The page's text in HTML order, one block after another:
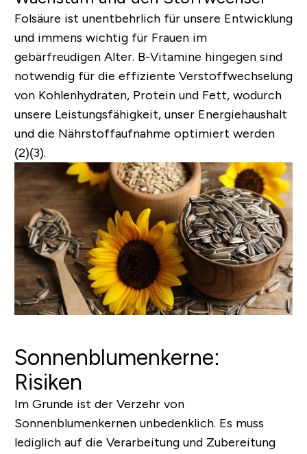
Folsäure ist unentbehrlich für unsere Entwicklung
und immens wichtig für Frauen im
gebärfreudigen Alter. B-Vitamine hingegen sind
notwendig für die effiziente Verstoffwechselung
von Kohlenhydraten, Protein und Fett, wodurch
unsere Leistungsfähigkeit, unser Energiehaushalt
und die Nährstoffaufnahme optimiert werden
(2)(3).
Sonnenblumenkerne:
Risiken
Im Grunde ist der Verzehr von
Sonnenblumenkernen unbedenklich. Es muss
lediglich auf die Verarbeitung und Zubereitung